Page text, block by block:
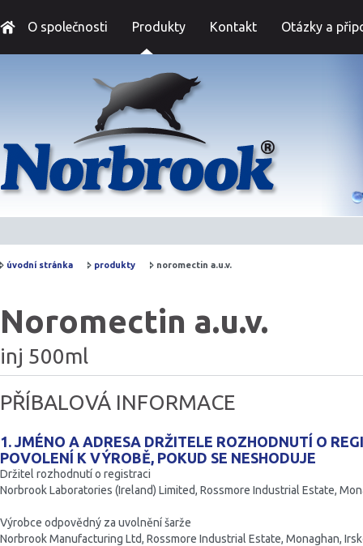
O společnosti Produkty Kontakt Otázky a
úvodní stránka produkty noromectin a.u.v.
Noromectin a.u.v.
inj 500ml
PŘÍBALOVÁ INFORMACE
1. JMÉNO A ADRESA DRŽITELE ROZHODNUTÍ O
POVOLENÍ K VÝROBĚ, POKUD SE NESHODUJE
Držitel rozhodnutí o registraci
Norbrook Laboratories (Ireland) Limited, Rossmore Industrial Estate,
Výrobce odpovědný za uvolnění šarže
Norbrook Manufacturing Ltd, Rossmore Industrial Estate, Monaghan,